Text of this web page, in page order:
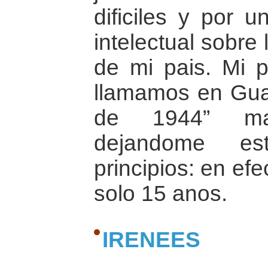
dificiles y por
intelectual sobre
de mi pais. Mi
llamamos en
de 1944”
dejandome
principios: en
solo 15 anos.
IRENEES